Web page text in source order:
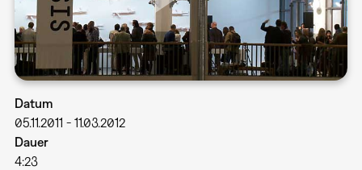
Datum
05.11.2011 - 11.03.2012
Dauer
4:23